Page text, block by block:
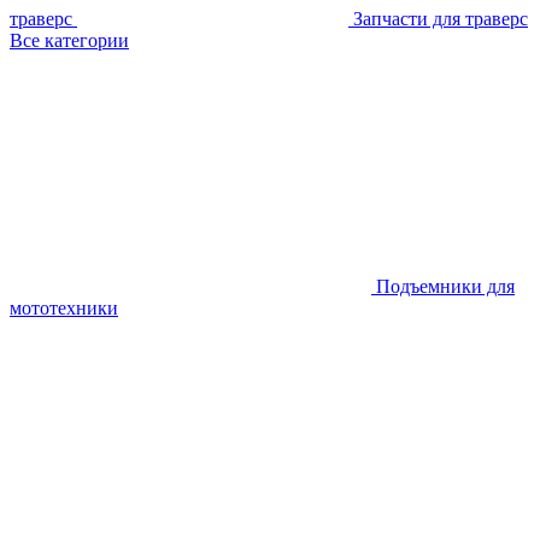
траверс
Запчасти для траверс
Все категории
Подъемники для
мототехники